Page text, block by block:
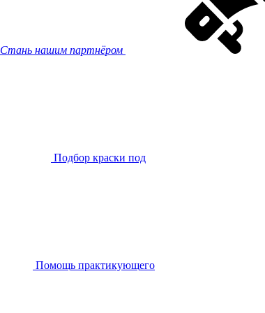
Стань нашим партнёром
Подбор краски под
Помощь практикующего